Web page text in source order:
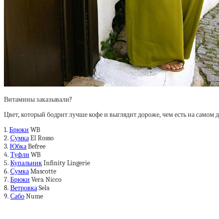
Витамины заказывали?
Цвет, который бодрит лучше кофе и выглядит дороже, чем есть на самом
1. Брюки WB
2. СумкаEl Rosso
3. ЮбкаBefree
4. Туфли WB
5. КупальникInfinity Lingerie
6. СумкаMascotte
7. Брюки Vera Nicco
8. ВетровкаSela
9. СабоNume